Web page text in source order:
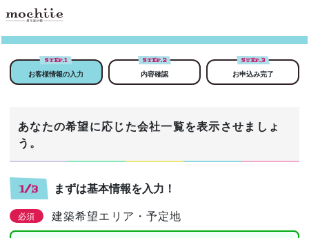
STEP.1
お客様情報の入力
STEP.2
内容確認
STEP.3
お申込み完了
あなたの希望に応じた会社一覧を表示させましょ
う。
1/3 まずは基本情報を入力！
必須 建築希望エリア・予定地